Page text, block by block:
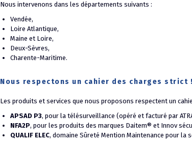
Nous intervenons dans les départements suivants :
Vendée,
Loire Atlantique,
Maine et Loire,
Deux-Sèvres,
Charente-Maritime.
Nous respectons un cahier des charges strict !
Les produits et services que nous proposons respectent un
APSAD P3, pour la télésurveillance (opéré et facturé par
NFA2P, pour les produits des marques Daitem® et Innov
QUALIF ELEC, domaine Sûreté Mention Maintenance pour la